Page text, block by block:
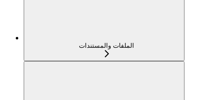
الملفات والمستندات